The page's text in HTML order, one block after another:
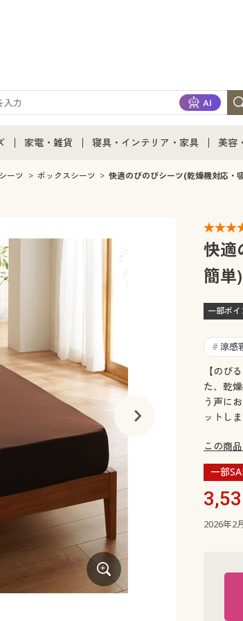
通販すべて
下着
家電・雑貨
家電・雑貨すべて
キッチン・雑貨・日用品
寝具・インテリア・家具
寝具・インテリア・家具通販すべ
寝具・ベッド
カーテン・ラグ・ファブリック
美容
美容
ーツ ボックスシーツ 快適のびのびシーツ(乾燥機対応・
快適
簡単)
一部ポ
# 涼感
【のび
た、乾
う声に
ットしま
この商
一部
2026年2